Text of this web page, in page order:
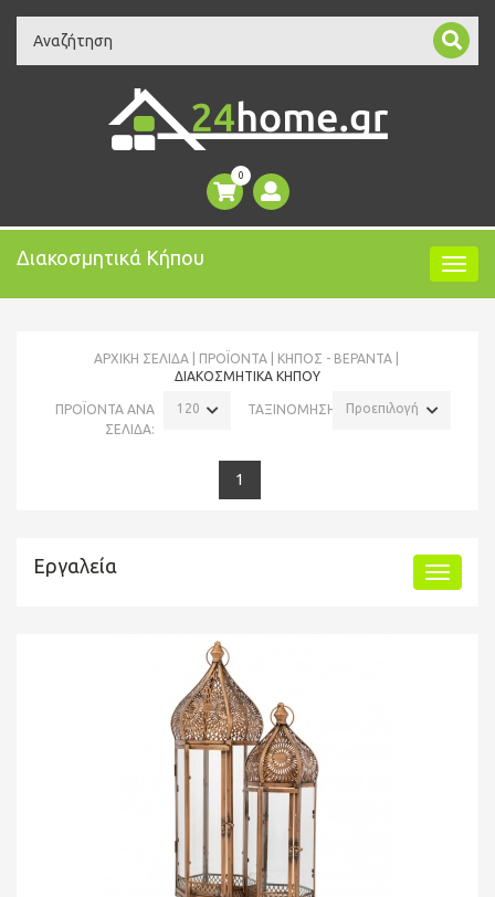
Search
0
Διακοσμητικά Κήπου
ΑΡΧΙΚΉ ΣΕΛΊΔΑ ΠΡΟΪΌΝΤΑ
ΚΗΠΟΣ - ΒΕΡΑΝΤΑ
ΔΙΑΚΟΣΜΗΤΙΚΆ ΚΉΠΟΥ
ΠΡΟΪΟΝΤΑ ΑΝΑ
ΣΕΛΙΔΑ:
120 ΤΑΞΙΝΟΜΗΣΗ: Προεπιλογή
1
Εργαλεία